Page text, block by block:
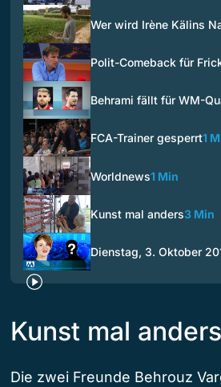
Wer wird Irène Kälins
Polit-Comeback für
Behrami fällt für WM-
FCA-Trainer gesperrt1
Worldnews1 Min
Kunst mal anders3 Min
Dienstag, 3. Oktober
Kunst mal anders
Die zwei Freunde Behrouz